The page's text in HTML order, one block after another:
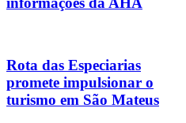
Rota das Especiarias
promete impulsionar o
turismo em São Mateus